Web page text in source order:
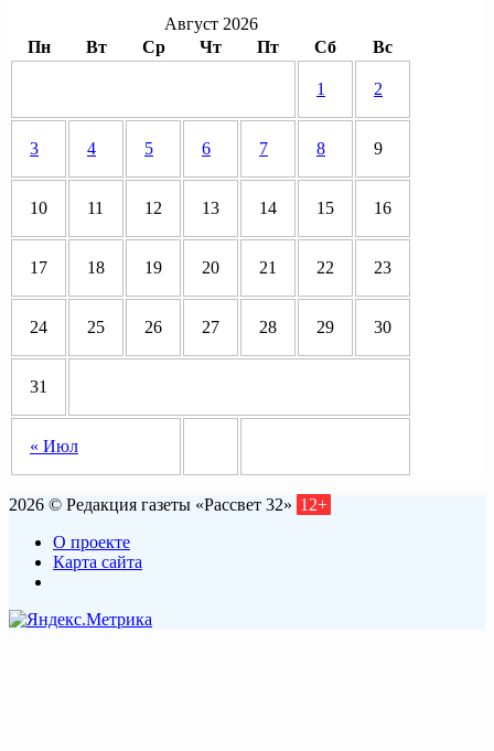
Август 2026
Пн
Вт Ср Чт Пт Сб Вс
« Июл
1 2
3 4 5 6 7 8 9
10 11 12 13 14 15 16
17 18 19 20 21 22 23
24 25 26 27 28 29 30
31
2026 © Редакция газеты «Рассвет 32» 12+
О проекте
Карта сайта